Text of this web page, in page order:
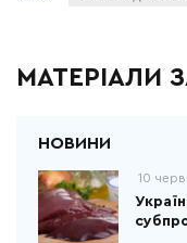
МАТЕРІАЛИ
10